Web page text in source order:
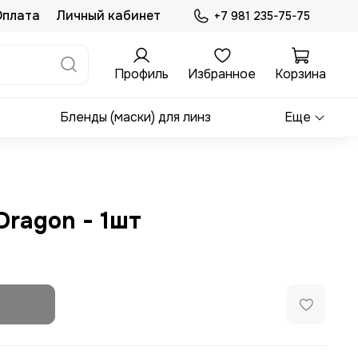
Личный кабинет +7 981 235-75-75
Профиль Избранное Корзина
Бленды (маски) для линз Еще
- 1шт